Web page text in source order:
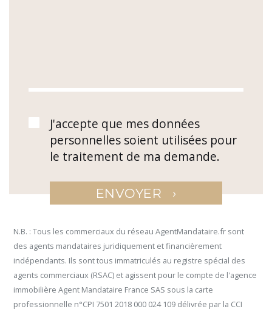
J'accepte que mes données
personnelles soient utilisées pour
le traitement de ma demande.
ENVOYER ›
N.B. : Tous les commerciaux du réseau AgentMandataire.fr sont
des agents mandataires juridiquement et financièrement
indépendants. Ils sont tous immatriculés au registre spécial des
agents commerciaux (RSAC) et agissent pour le compte de l'agence
immobilière Agent Mandataire France SAS sous la carte
professionnelle n°CPI 7501 2018 000 024 109 délivrée par la CCI